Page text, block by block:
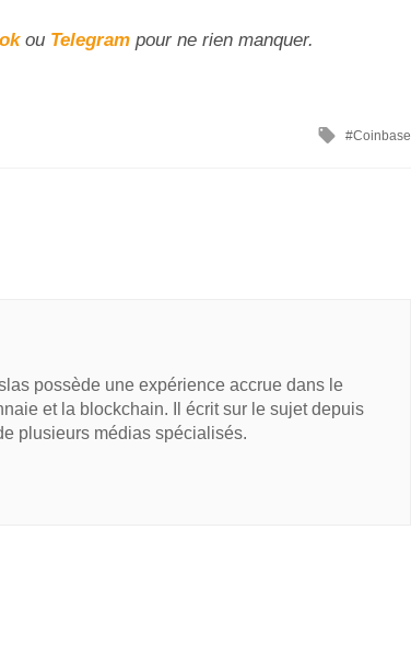
ou Telegram pour ne rien manquer.
Coinbase
possède une expérience accrue dans le
et la blockchain. Il écrit sur le sujet depuis
plusieurs médias spécialisés.